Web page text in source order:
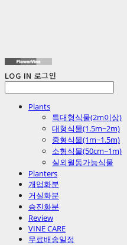
LOG IN 로그인
Plants
특대형식물(2m이상)
대형식물(1.5m~2m)
중형식물(1m~1.5m)
소형식물(50cm~1m)
실외월동가능식물
Planters
개업화분
거실화분
승진화분
Review
VINE CARE
무료배송일정